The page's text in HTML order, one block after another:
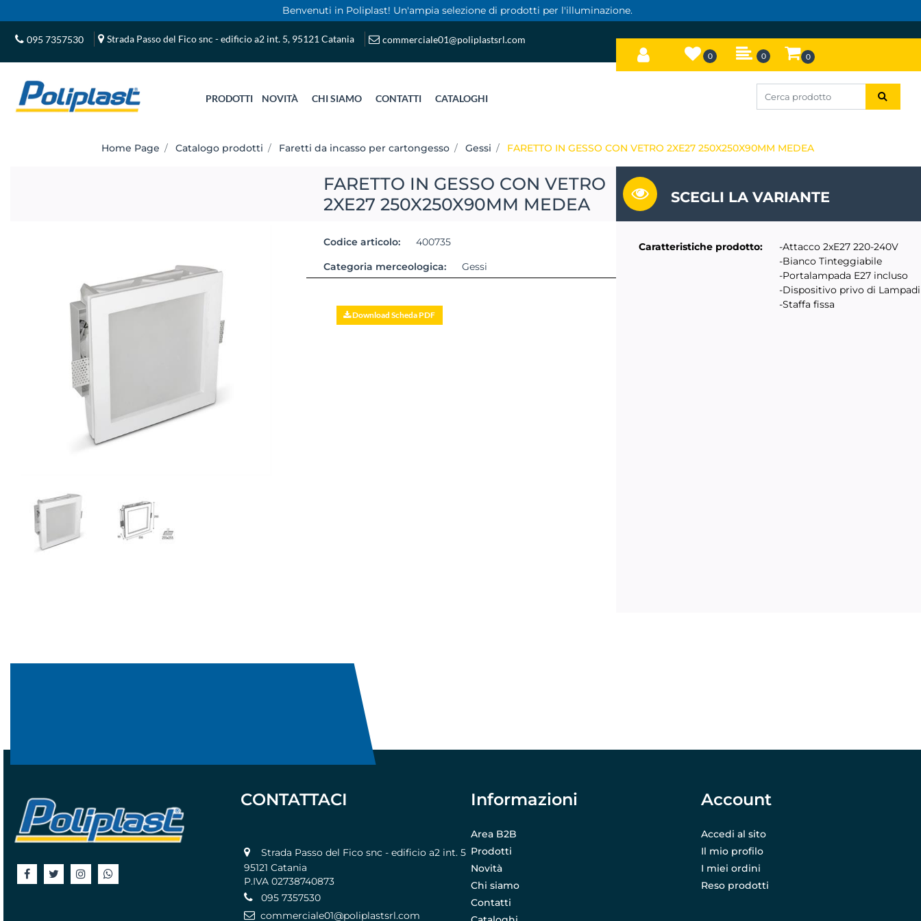
Benvenuti in Poliplast! Un'ampia selezione di prodotti per l'illuminazione.
095 7357530 Strada Passo del Fico snc - edificio a2 int. 5, 95121 Catania commerciale01@poliplastsrl.com
0 0 0
PRODOTTI NOVITÀ CHI SIAMO CONTATTI CATALOGHI
Home Page Catalogo prodotti Faretti da incasso per cartongesso Gessi FARETTO IN GESSO CON VETRO 2XE27 250X250X90MM MEDEA
FARETTO IN GESSO CON VETRO
2XE27 250X250X90MM MEDEA
Codice articolo:
400735
Categoria merceologica:
Gessi
Download Scheda PDF
SCEGLI LA VARIANTE
Caratteristiche prodotto:
-Attacco 2xE27 220-240V
-Bianco Tinteggiabile
-Portalampada E27 incluso
-Dispositivo privo di
-Staffa fissa
CONTATTACI
Strada Passo del Fico snc - edificio a2 int. 5
95121 Catania
P.IVA 02738740873
095 7357530
commerciale01@poliplastsrl.com
Informazioni
Area B2B
Prodotti
Novità
Chi siamo
Contatti
Account
Accedi al sito
Il mio profilo
I miei ordini
Reso prodotti